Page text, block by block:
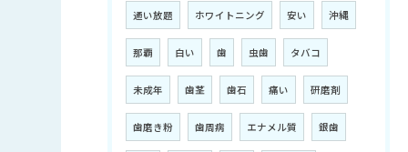
通い放題 ホワイトニング 安い 沖縄
那覇 白い 歯 虫歯 タバコ
未成年 歯茎 歯石 痛い 研磨剤
歯磨き粉 歯周病 エナメル質 銀歯